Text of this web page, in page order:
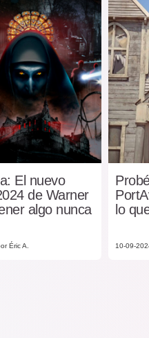
El nuevo
de Warner
algo nunca
Éric A.
lo
10-09-